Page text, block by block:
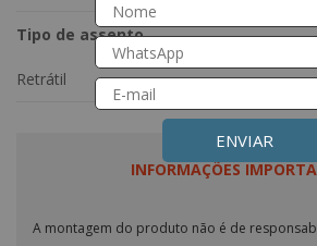
Tipo de assento
Retrátil
INFORMAÇÕES
A montagem do produto não é de
ENVIAR